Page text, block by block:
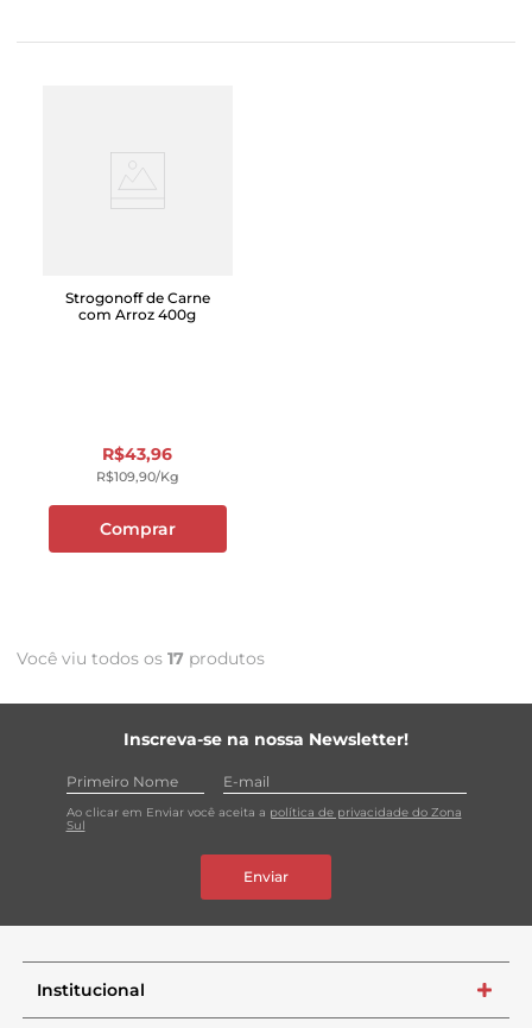
Strogonoff de Carne
com Arroz 400g
R$43,96
R$109,90/kg
Comprar
Você viu todos os 17 produtos
Inscreva-se na nossa Newsletter!
Ao clicar em Enviar você aceita a política de privacidade do Zona
Sul
Enviar
Institucional +